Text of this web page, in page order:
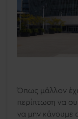
Όπως μάλλον
περίπτωση να
να μην κάνουμε